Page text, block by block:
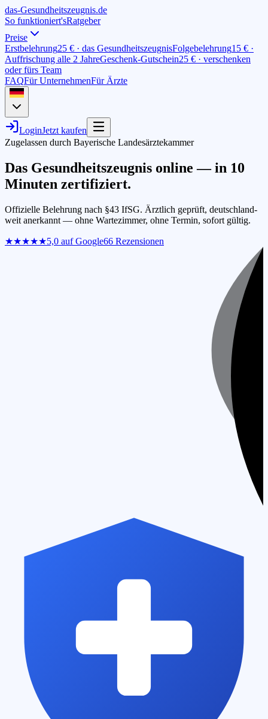
das-Gesundheitszeugnis.de
So funktioniert'sRatgeber
Preise
Erstbelehrung25 € · das GesundheitszeugnisFolgebelehrung15 € ·
Auffrischung alle 2 JahreGeschenk-Gutschein25 € · verschenken
oder fürs Team
FAQFür UnternehmenFür Ärzte
LoginJetzt kaufen
Zugelassen durch Bayerische Landesärztekammer
Das Gesundheits­zeugnis online — in 10
Minuten zertifiziert.
Offizielle Belehrung nach §43 IfSG. Ärztlich geprüft, deutschland­
weit anerkannt — ohne Wartezimmer, ohne Termin, sofort gültig.
★★★★★5,0 auf Google66 Rezensionen